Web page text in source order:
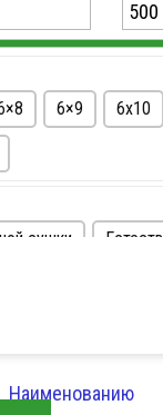
6×9 6х10
сушки
Наименованию